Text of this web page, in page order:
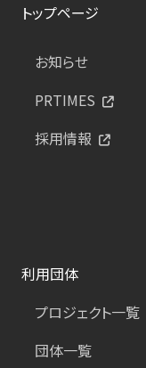
トップページ
お知らせ
PRTIMES
採用情報
利用団体
プロジェクト一覧
団体一覧